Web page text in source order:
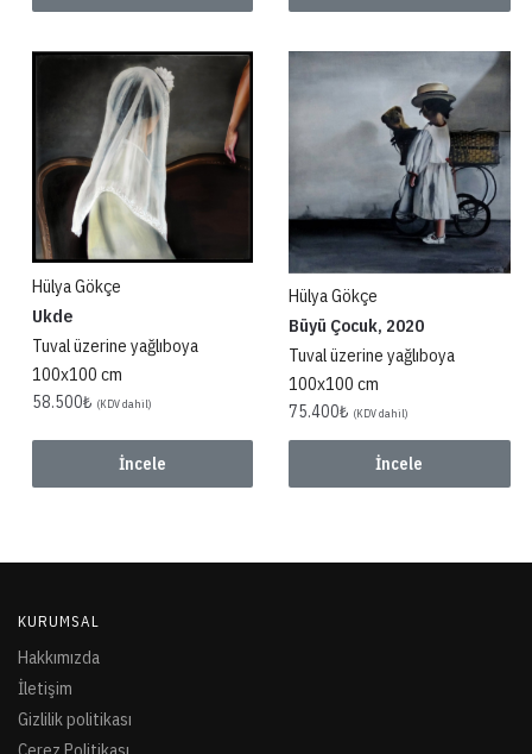
Hülya Gökçe
Ukde
Tuval üzerine yağlıboya
100x100 cm
58.500₺ (KDV dahil)
İncele
Hülya Gökçe
Büyü Çocuk, 2020
Tuval üzerine yağlıboya
100x100 cm
75.400₺ (KDV dahil)
İncele
KURUMSAL
Hakkımızda
İletişim
Gizlilik politikası